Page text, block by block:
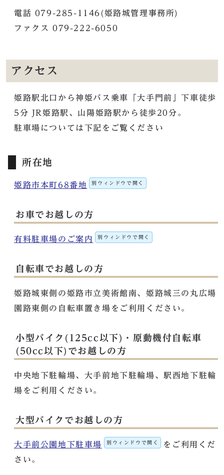
電話 079-285-1146(姫路城管理事務所)
ファクス 079-222-6050
アクセス
姫路駅北口から神姫バス乗車「大手門前」下車徒歩
5分 JR姫路駅、山陽姫路駅から徒歩20分。
駐車場については下記をご覧ください
所在地
姫路市本町68番地 別ウィンドウで開く
お車でお越しの方
有料駐車場のご案内 別ウィンドウで開く
自転車でお越しの方
姫路城東側の姫路市立美術館南、姫路城三の丸広場
園路東側の自転車置き場をご利用ください。
小型バイク(125cc以下)・原動機付自転車
(50cc以下)でお越しの方
中央地下駐輪場、大手前地下駐輪場、駅西地下駐輪
場をご利用ください。
大型バイクでお越しの方
大手前公園地下駐車場 別ウィンドウで開く
をご利用くだ
さい。